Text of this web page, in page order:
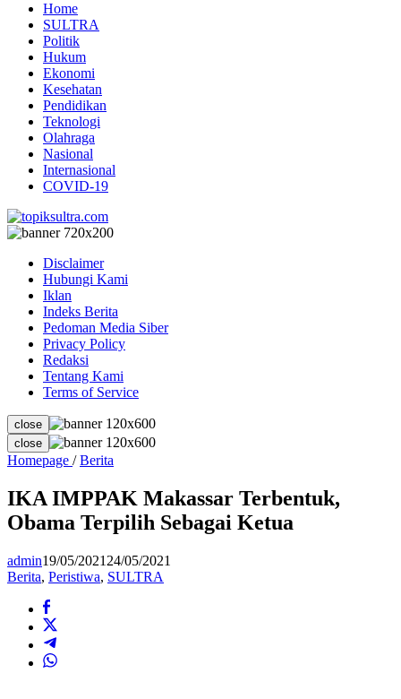
Home
SULTRA
Politik
Hukum
Ekonomi
Kesehatan
Pendidikan
Teknologi
Olahraga
Nasional
Internasional
COVID-19
Disclaimer
Hubungi Kami
Iklan
Indeks Berita
Pedoman Media Siber
Privacy Policy
Redaksi
Tentang Kami
Terms of Service
close
close
Homepage / Berita
Makassar
Terbentuk,
Obama
Sebagai
Ketua
IKA IMPPAK Makassar Terbentuk,
Obama Terpilih Sebagai Ketua
admin19/05/2021 24/05/2021
Berita, Peristiwa, SULTRA